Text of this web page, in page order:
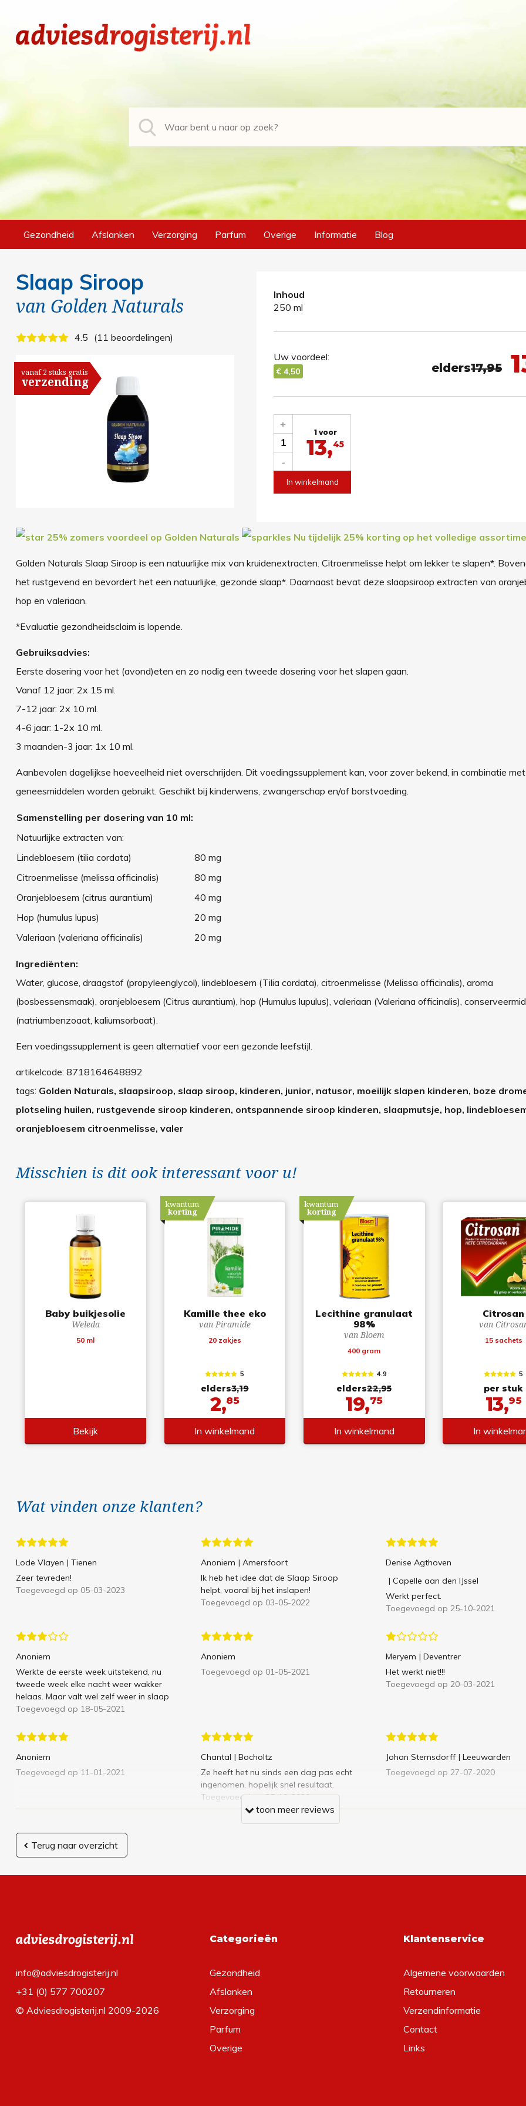
Gezondheid Afslanken Verzorging Parfum Overige Informatie Blog
Slaap Siroop
van Golden Naturals
4.5 11 beoordelingen
vanaf 2 stuks gratis
verzending
Inhoud
250 ml
elders17,95
Uw voordeel:
€ 4,50
1
-
+
1 voor
13,45
In winkelmand
25% zomers voordeel op Golden Naturals Nu tijdelijk 25% korting op het volledige
Golden Naturals Slaap Siroop is een natuurlijke mix van kruidenextracten. Citroenmelisse helpt om lekker te slapen*.
het rustgevend en bevordert het een natuurlijke, gezonde slaap*. Daarnaast bevat deze slaapsiroop extracten van
hop en valeriaan.
*Evaluatie gezondheidsclaim is lopende.
Gebruiksadvies:
Eerste dosering voor het (avond)eten en zo nodig een tweede dosering voor het slapen gaan.
Vanaf 12 jaar: 2x 15 ml.
7-12 jaar: 2x 10 ml.
4-6 jaar: 1-2x 10 ml.
3 maanden-3 jaar: 1x 10 ml.
Aanbevolen dagelijkse hoeveelheid niet overschrijden. Dit voedingssupplement kan, voor zover bekend, in combinatie met
geneesmiddelen worden gebruikt. Geschikt bij kinderwens, zwangerschap en/of borstvoeding.
Samenstelling per dosering van 10 ml:
Natuurlijke extracten van:
Lindebloesem (tilia cordata)
80 mg
Citroenmelisse (melissa officinalis)
80 mg
Oranjebloesem (citrus aurantium)
40 mg
Hop (humulus lupus)
20 mg
Valeriaan (valeriana officinalis)
20 mg
Ingrediënten:
Water, glucose, draagstof (propyleenglycol), lindebloesem (Tilia cordata), citroenmelisse (Melissa officinalis), aroma
(bosbessensmaak), oranjebloesem (Citrus aurantium), hop (Humulus lupulus), valeriaan (Valeriana officinalis),
(natriumbenzoaat, kaliumsorbaat).
Een voedingssupplement is geen alternatief voor een gezonde leefstijl.
artikelcode: 8718164648892
tags: Golden Naturals, slaapsiroop, slaap siroop, kinderen, junior, natusor, moeilijk slapen kinderen, boze
plotseling huilen, rustgevende siroop kinderen, ontspannende siroop kinderen, slaapmutsje, hop,
oranjebloesem citroenmelisse, valer
Misschien is dit ook interessant voor u!
Baby buikjesolie
Weleda
50 ml
Bekijk
Kamille thee eko
van Piramide
20 zakjes
kwantum
korting
5
elders3,19
2,85
In winkelmand
Lecithine granulaat
98%
van Bloem
400 gram
kwantum
korting
4.9
elders22,95
19,75
In winkelmand
Citrosan
van
15 sachets
5
per stuk
13,95
In
Wat vinden onze klanten?
Lode Vlayen | Tienen
Zeer tevreden!
Toegevoegd op 05-03-2023
Anoniem | Amersfoort
Ik heb het idee dat de Slaap Siroop
helpt, vooral bij het inslapen!
Toegevoegd op 03-05-2022
Denise Agthoven
| Capelle aan den IJssel
Werkt perfect.
Toegevoegd op 25-10-2021
Anoniem
Werkte de eerste week uitstekend, nu
tweede week elke nacht weer wakker
helaas. Maar valt wel zelf weer in slaap
Toegevoegd op 18-05-2021
Anoniem
Toegevoegd op 01-05-2021
Meryem | Deventrer
Het werkt niet!!!
Toegevoegd op 20-03-2021
Anoniem
Toegevoegd op 11-01-2021
Chantal | Bocholtz
Ze heeft het nu sinds een dag pas echt
ingenomen, hopelijk snel resultaat.
Toegevoegd op 25-10-2020
Johan Sternsdorff | Leeuwarden
Toegevoegd op 27-07-2020
toon meer reviews
Terug naar overzicht
info@adviesdrogisterij.nl
+31 (0) 577 700207
© Adviesdrogisterij.nl 2009-2026
Categorieën
Gezondheid
Afslanken
Verzorging
Parfum
Overige
Klantenservice
Algemene voorwaarden
Retourneren
Verzendinformatie
Contact
Links